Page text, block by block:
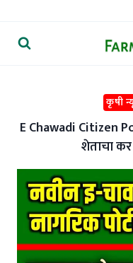
content
कृषी
E Chawadi Citizen
शेताचा